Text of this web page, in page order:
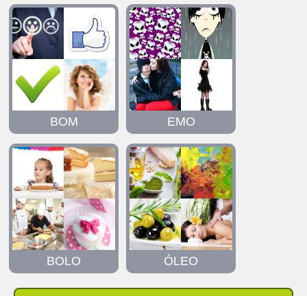
e
digite
todas
as
letras:
BOM EMO
BOLO ÓLEO